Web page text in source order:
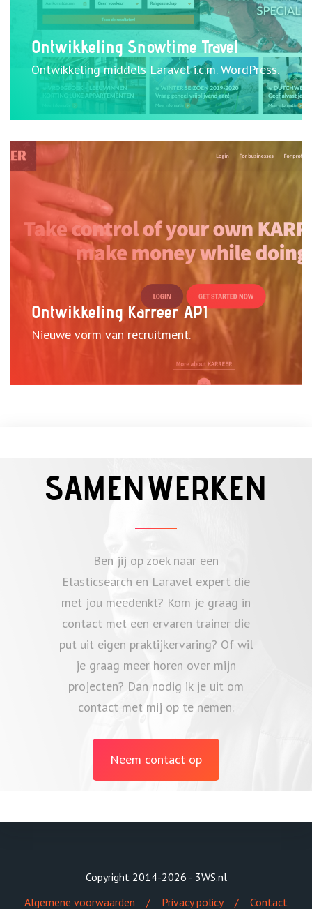
Ontwikkeling Snowtime Travel
Ontwikkeling middels Laravel i.c.m. WordPress.
Bekijk case
Ontwikkeling Karreer API
Nieuwe vorm van recruitment.
SAMENWERKEN
Ben jij op zoek naar een
Elasticsearch en Laravel expert die
met jou meedenkt? Kom je graag in
contact met een ervaren trainer die
put uit eigen praktijkervaring? Of wil
je graag meer horen over mijn
projecten? Dan nodig ik je uit om
contact met mij op te nemen.
Neem contact op
Copyright 2014-2026 - 3WS.nl
Algemene voorwaarden
Privacy policy Contact